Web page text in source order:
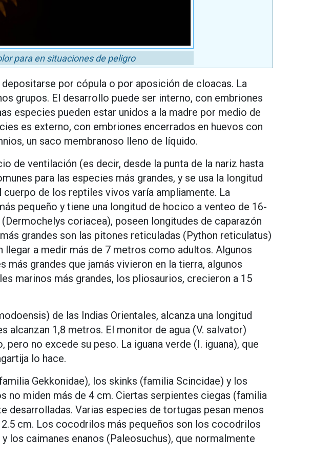
para en situaciones de peligro
por cópula o por aposición de cloacas. La
grupos. El desarrollo puede ser interno, con embriones
especies pueden estar unidos a la madre por medio de
es externo, con embriones encerrados en huevos con
un saco membranoso lleno de líquido.
de ventilación (es decir, desde la punta de la nariz hasta
para las especies más grandes, y se usa la longitud
de los reptiles vivos varía ampliamente. La
pequeño y tiene una longitud de hocico a venteo de 16-
coriacea), poseen longitudes de caparazón
grandes son las pitones reticuladas (Python reticulatus)
a medir más de 7 metros como adultos. Algunos
grandes que jamás vivieron en la tierra, algunos
marinos más grandes, los pliosaurios, crecieron a 15
de las Indias Orientales, alcanza una longitud
1,8 metros. El monitor de agua (V. salvator)
no excede su peso. La iguana verde (I. iguana), que
lo hace.
Gekkonidae), los skinks (familia Scincidae) y los
miden más de 4 cm. Ciertas serpientes ciegas (familia
desarrolladas. Varias especies de tortugas pesan menos
cm. Los cocodrilos más pequeños son los cocodrilos
los caimanes enanos (Paleosuchus), que normalmente